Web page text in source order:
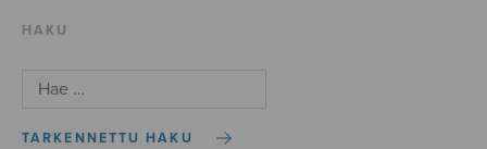
HAKU
TARKENNETTU HAKU